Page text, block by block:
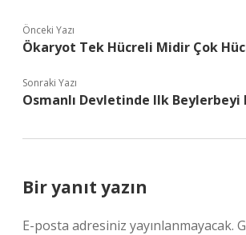
Önceki Yazı
Ökaryot Tek Hücreli Midir Çok
Sonraki Yazı
Osmanlı Devletinde Ilk Beylerbeyi
Bir yanıt yazın
E-posta adresiniz yayınlanmayacak.